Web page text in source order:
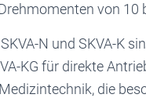
von 10
N und SKVA-K
KG für direkte
die